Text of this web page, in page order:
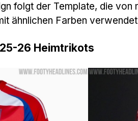
folgt der Template, die von
ähnlichen Farben
26 Heimtrikots